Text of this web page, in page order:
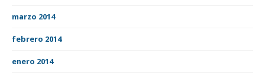
marzo 2014
febrero 2014
enero 2014